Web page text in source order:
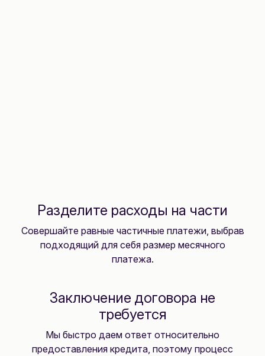
Разделите расходы на части
Совершайте равные частичные платежи, выбрав
подходящий для себя размер месячного
платежа.
Заключение договора не
требуется
Мы быстро даем ответ относительно
предоставления кредита, поэтому процесс